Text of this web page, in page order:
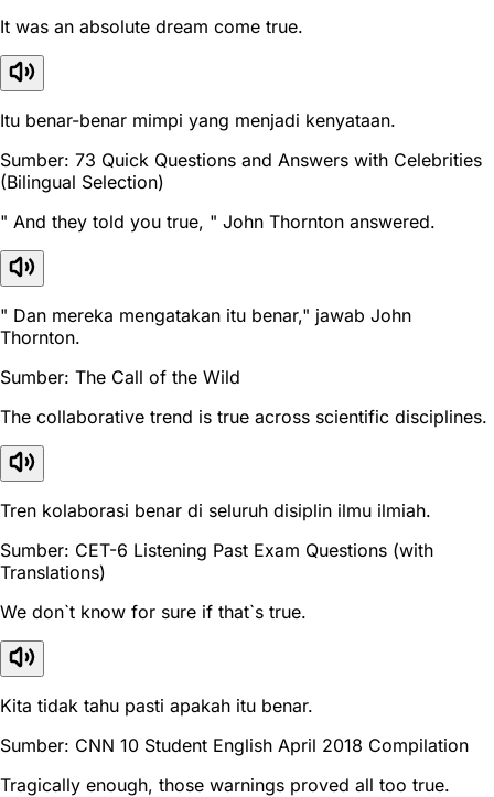
It was an absolute dream come true.
Itu benar-benar mimpi yang menjadi kenyataan.
Sumber: 73 Quick Questions and Answers with Celebrities
(Bilingual Selection)
" And they told you true, " John Thornton answered.
" Dan mereka mengatakan itu benar," jawab John
Thornton.
Sumber: The Call of the Wild
The collaborative trend is true across scientific disciplines.
Tren kolaborasi benar di seluruh disiplin ilmu ilmiah.
Sumber: CET-6 Listening Past Exam Questions (with
Translations)
We don`t know for sure if that`s true.
Kita tidak tahu pasti apakah itu benar.
Sumber: CNN 10 Student English April 2018 Compilation
Tragically enough, those warnings proved all too true.